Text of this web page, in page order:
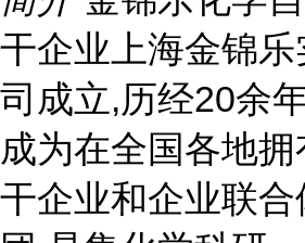
干企业上海金锦
司成立,历经20余
成为在全国各地
干企业和企业联